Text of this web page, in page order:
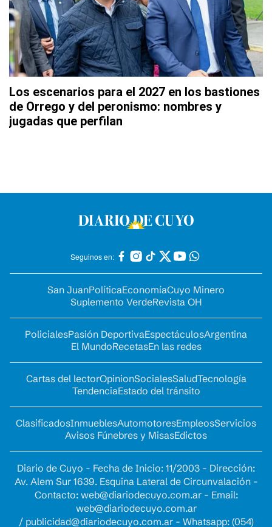
Los escenarios para el 2027 en los bastiones
de Orrego y del peronismo: nombres y
jugadas que perfilan
Seguinos en:
San JuanPolíticaEconomíaCuyo Minero
Suplemento VerdeRevista OH
PolicialesPasión DeportivaEspectáculosArgentina
El MundoRecetasEn las redes
Cartas del lectorOpinionSocialesSaludTecnología
TendenciaEstado del tránsito
ClasificadosInmueblesAutomotoresEmpleosServicios
Avisos Fúnebres y MisasEdictos
Diario de Cuyo - Fecha de Inicio: 11/2003 - Dirección:
Av. Alem Sur 1639. Esquina Lateral de Circunvalación -
Contacto: web@diariodecuyo.com.ar- Email:
web@diariodecuyo.com.ar
/ publicidad@diariodecuyo.com.ar- Whatsapp: (054)